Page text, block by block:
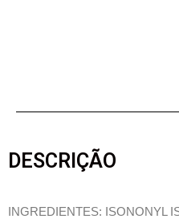
DESCRIÇÃO
INGREDIENTES: ISONONYL